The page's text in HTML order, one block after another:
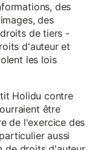
des
des
de tiers -
d'auteur et
les lois
Holidu contre
être
de l'exercice des
aussi